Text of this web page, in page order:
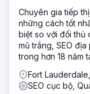
Chuyên gia tiếp
những cách tốt
biệt so với đối thủ
mũ trắng, SEO
trong hơn 18 năm
Fort
SEO cục bộ,